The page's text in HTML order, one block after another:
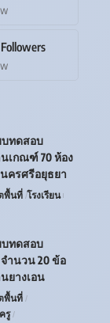
Followers
บทดสอบ
นเกณฑ์ 70 ห้อง
ครศรีอยุธยา
พื้นที่ โรงเรียน
บทดสอบ
ำนวน 20 ข้อ
ยางเอน
พื้นที่
รู